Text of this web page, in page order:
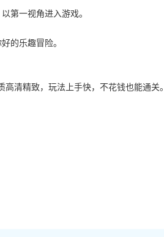
第一视角进入游戏。
的乐趣冒险。
清精致，玩法上手快，不花钱也能通关。